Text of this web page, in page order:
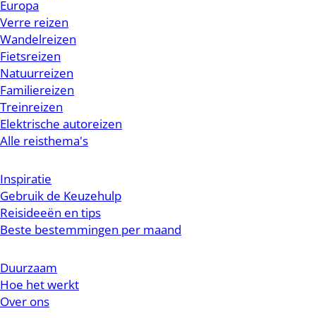
Europa
Verre reizen
Wandelreizen
Fietsreizen
Natuurreizen
Familiereizen
Treinreizen
Elektrische autoreizen
Alle reisthema's
Inspiratie
Gebruik de Keuzehulp
Reisideeën en tips
Beste bestemmingen per maand
Duurzaam
Hoe het werkt
Over ons